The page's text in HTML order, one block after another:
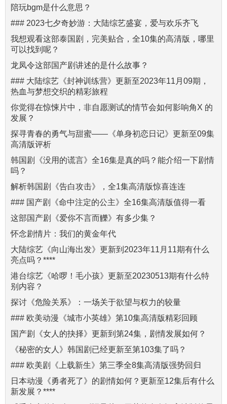
陪玩bgm是什么意思？
### 2023七夕奇妙游：大陆综艺盛宴，爱与欢乐齐飞
我想观看这部泰国剧，完美贴合，全10集的高清版，哪里
可以找到呢？
龙凤令这部国产剧讲述的是什么故事？
### 大陆综艺《封神训练营》更新至2023年11月09期，
热血与梦想交织的精彩旅程
你觉得在惊悚片中，非自愿测试的情节会如何影响角X 的
发展？
探寻青春的勇气与甜蜜——《单身初恋日记》更新至09集
高清版评析
韩国剧《没用的谎言》全16集是真的吗？能介绍一下剧情
吗？
解析韩国剧《告白攻击》，全1集高清版惊喜连连
### 国产剧《命中注定的公主》全16集高清版值得一看
这部国产剧《爱你不言而觻》有多少集？
怀念剧情片：我们的黄金年代
大陆综艺《向山海出发》更新到2023年11月11期有什么
亮点吗？****
港台综艺《哈啰！毛小孩》更新至20230513期有什么特
别内容？
探讨《危险关系》：一场关于欲望与权力的较量
### 欧美动漫《城市小英雄》第10集高清版精彩回顾
国产剧《女人的抉择》更新到第24集，剧情发展如何？
《秘密的女人》韩国剧已经更新至第103集了吗？
### 欧美剧《上载新生》第三季全8集高清版强势回归
日本动漫《勇者死了》的剧情如何？更新至12集后有什么
新发展？****